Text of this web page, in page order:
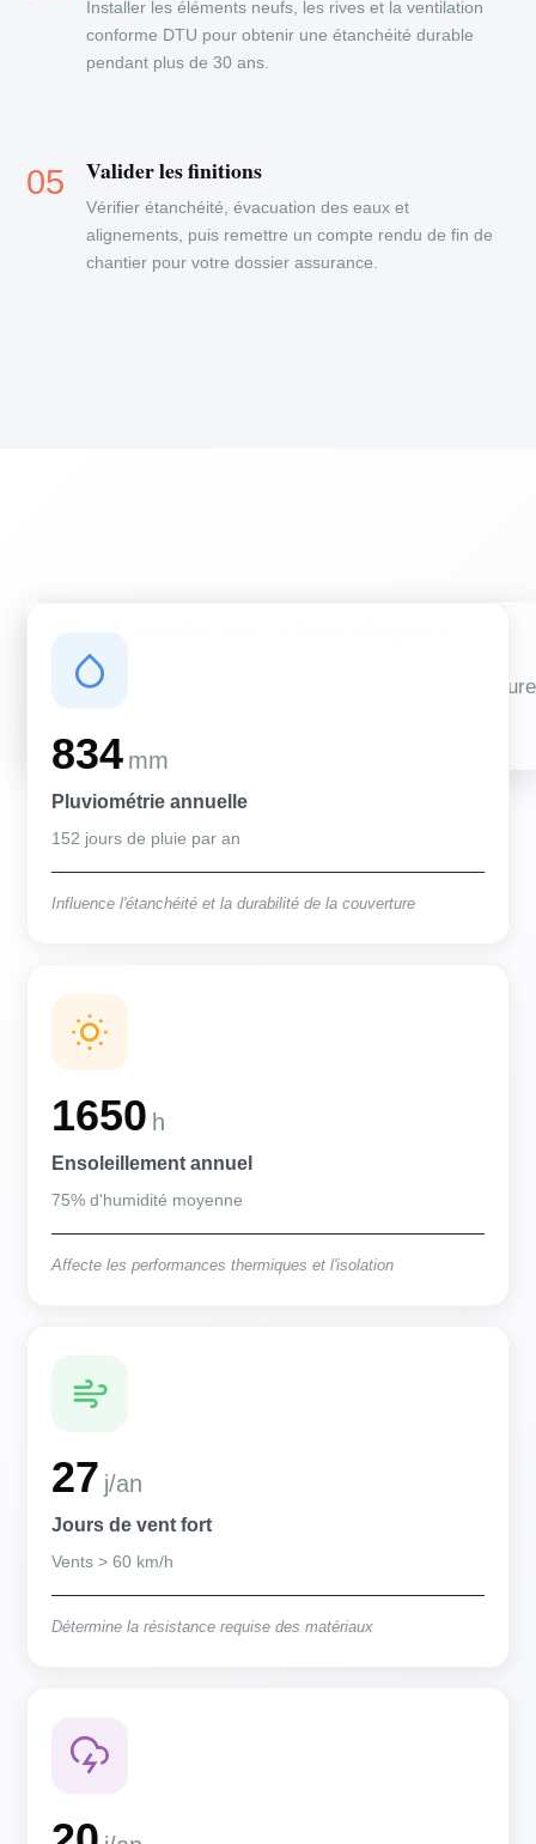
Installer les éléments neufs, les rives et la ventilation
conforme DTU pour obtenir une étanchéité durable
pendant plus de 30 ans.
Valider les finitions
Vérifier étanchéité, évacuation des eaux et
alignements, puis remettre un compte rendu de fin de
chantier pour votre dossier assurance.
Des conditions qui influencent vos travaux de couverture
834 mm
Pluviométrie annuelle
152 jours de pluie par an
Influence l'étanchéité et la durabilité de la couverture
1650 h
Ensoleillement annuel
75% d'humidité moyenne
Affecte les performances thermiques et l'isolation
27 j/an
Jours de vent fort
Vents > 60 km/h
Détermine la résistance requise des matériaux